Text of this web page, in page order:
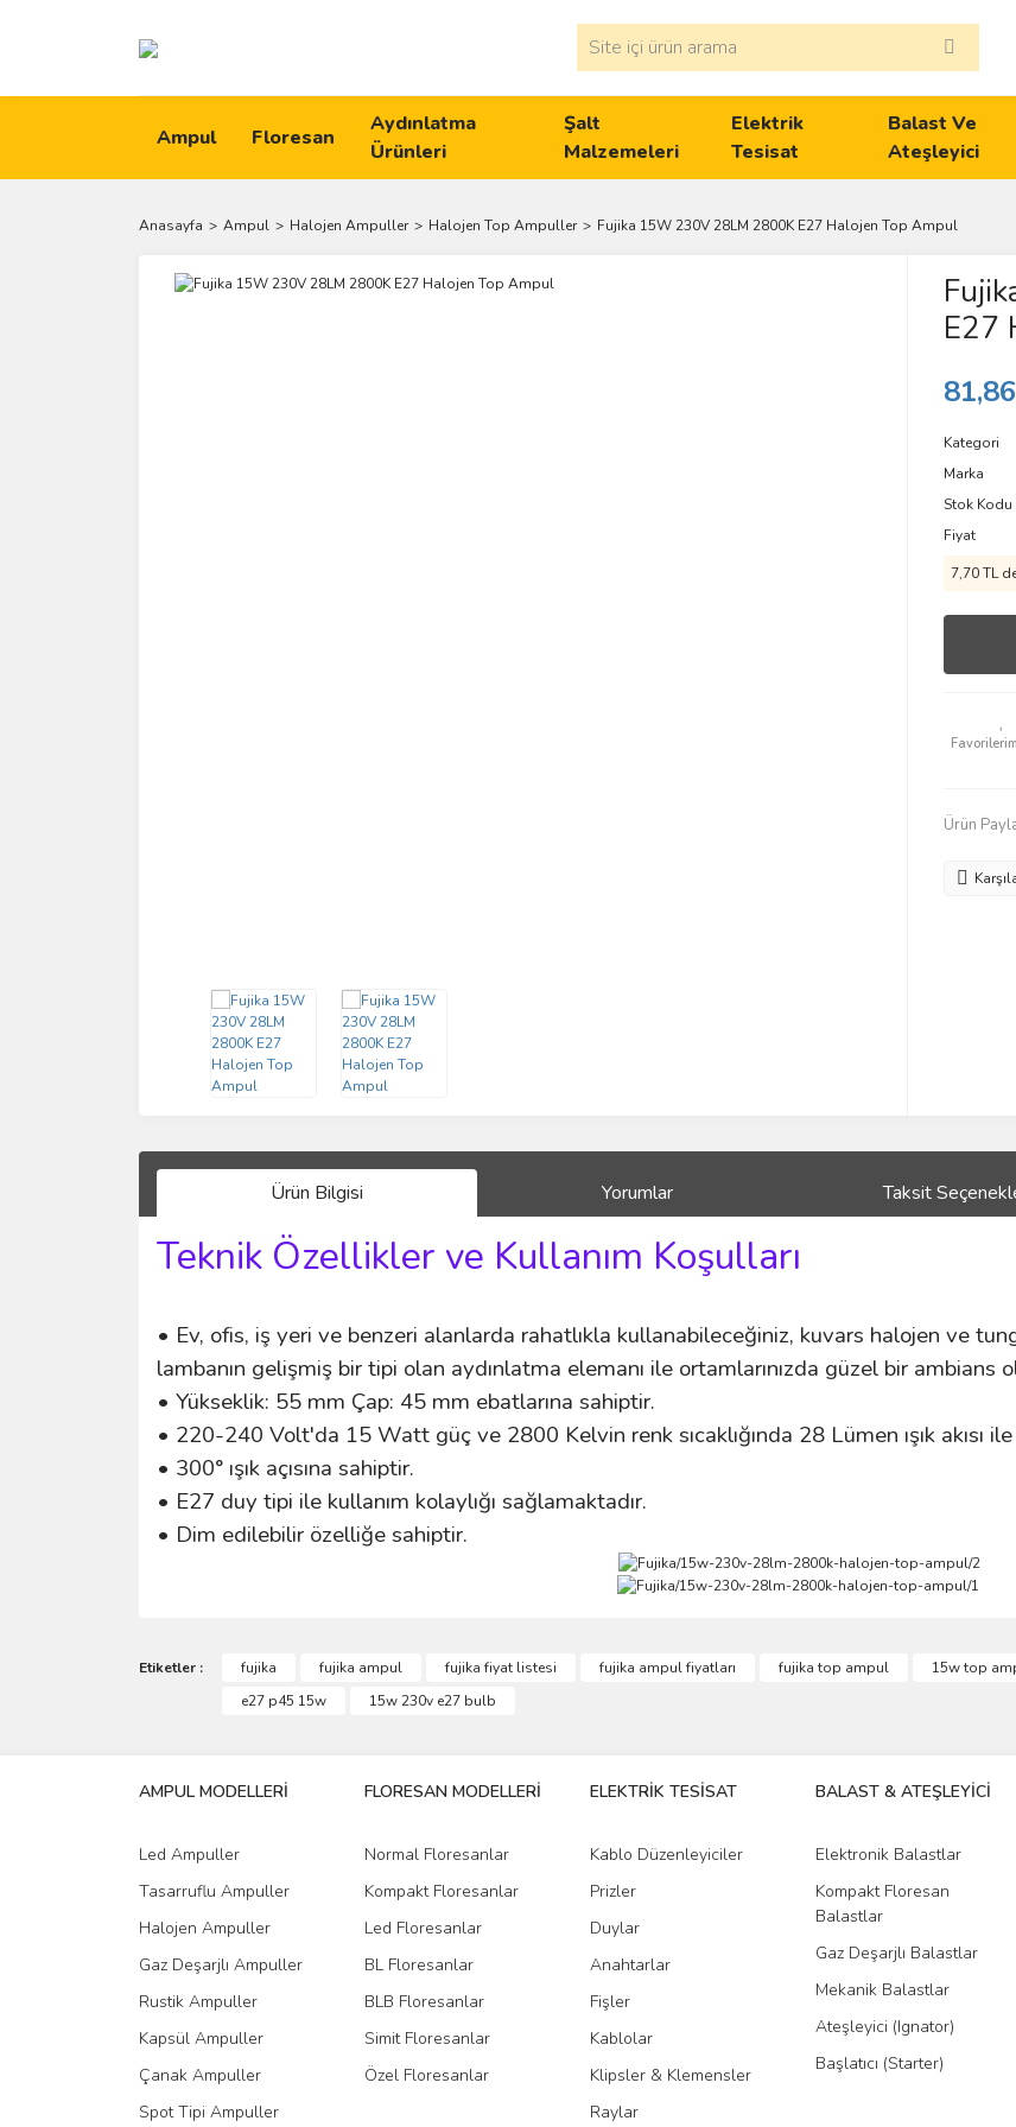
Ampul Floresan
Aydınlatma
Ürünleri
Şalt
Malzemeleri
Elektrik
Tesisat
Balast Ve
Ateşleyici
Anasayfa Ampul Halojen Ampuller Halojen Top Ampuller Fujika 15W 230V 28LM 2800K E27 Halojen Top Ampul
E27
Kategori
Marka
Stok Kodu
Fiyat
7,70 TL
Ürün
Ürün Bilgisi Yorumlar Taksit
Teknik Özellikler ve Kullanım Koşulları
• Ev, ofis, iş yeri ve benzeri alanlarda rahatlıkla kullanabileceğiniz, kuvars halojen ve
lambanın gelişmiş bir tipi olan aydınlatma elemanı ile ortamlarınızda güzel bir ambians
• Yükseklik: 55 mm Çap: 45 mm ebatlarına sahiptir.
• 220-240 Volt'da 15 Watt güç ve 2800 Kelvin renk sıcaklığında 28 Lümen ışık akısı ile
• 300° ışık açısına sahiptir.
• E27 duy tipi ile kullanım kolaylığı sağlamaktadır.
• Dim edilebilir özelliğe sahiptir.
Bu ürüne ilk yorumu siz yapın!
Görüş ve önerileriniz için teşekkür ederiz.
Ürün bilgilerinde hatalar bulunuyor.
Bu ürüne benzer farklı alternatifler olmalı.
Gönder
Etiketler : fujika fujika ampul fujika fiyat listesi fujika ampul fiyatları fujika top ampul 15w top
e27 p45 15w
15w 230v e27 bulb
AMPUL MODELLERİ
Led Ampuller
Tasarruflu Ampuller
Halojen Ampuller
Gaz Deşarjlı Ampuller
Rustik Ampuller
Kapsül Ampuller
Çanak Ampuller
Spot Tipi Ampuller
FLORESAN MODELLERİ
Normal Floresanlar
Kompakt Floresanlar
Led Floresanlar
BL Floresanlar
BLB Floresanlar
Simit Floresanlar
Özel Floresanlar
ELEKTRİK TESİSAT
Kablo Düzenleyiciler
Prizler
Duylar
Anahtarlar
Fişler
Kablolar
Klipsler & Klemensler
Raylar
BALAST & ATEŞLEYİCİ
Elektronik Balastlar
Kompakt Floresan
Balastlar
Gaz Deşarjlı Balastlar
Mekanik Balastlar
Ateşleyici (Ignator)
Başlatıcı (Starter)